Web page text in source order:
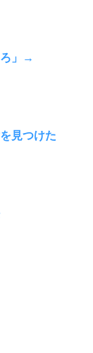
ろ」→
見つけた